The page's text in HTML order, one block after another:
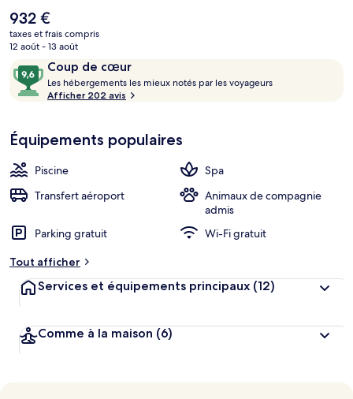
voyageurs ne tarissent pas d'éloges en ce qui concerne le personnel
attentionné et la proximité avec la plage.
Le
prix
actuel
de
932 €.
932 €
taxes et frais compris
12 août - 13 août
Avis
voyageurs
Coup de cœur
9,6
sur
10,
cœur
Les hébergements les mieux notés par les voyageurs
r
t
l
Afficher 202 avis
Équipements populaires
Piscine
Spa
Transfert aéroport
Animaux de compagnie
admis
Parking gratuit
Wi-Fi gratuit
Tout afficher
Services et équipements principaux (12)
Comme à la maison (6)